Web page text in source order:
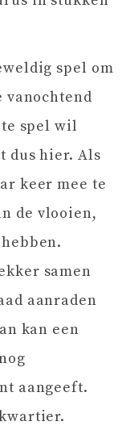
spel om
vanochtend
spel wil
dus hier. Als
keer mee te
de vlooien,
samen
aanraden
kan een
aangeeft.